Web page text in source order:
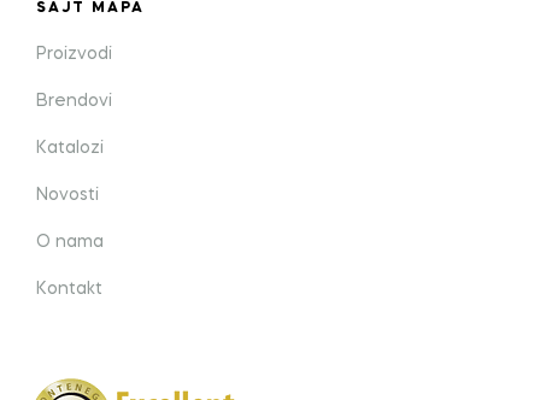
SAJT MAPA
Proizvodi
Brendovi
Katalozi
Novosti
O nama
Kontakt